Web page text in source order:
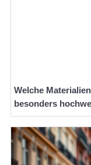
Welche
besonders